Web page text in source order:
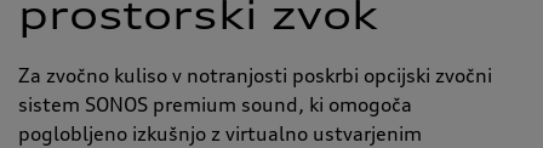
prostorski zvok
Za zvočno kuliso v notranjosti poskrbi opcijski zvočni
sistem SONOS premium sound, ki omogoča
poglobljeno izkušnjo z virtualno ustvarjenim